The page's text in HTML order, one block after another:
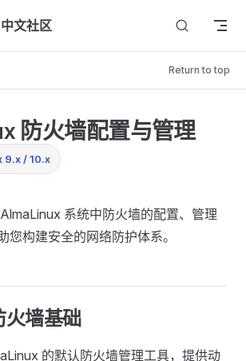
文社区
Return to top
防火墙配置与管理
9.x / 10.x
系统中防火墙的配置、管理
您构建安全的网络防护体系。
火墙基础
的默认防火墙管理工具，提供动